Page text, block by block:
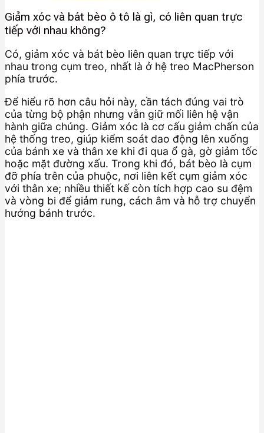
Giảm xóc và bát bèo ô tô là gì, có liên quan trực
tiếp với nhau không?
Có, giảm xóc và bát bèo liên quan trực tiếp với
nhau trong cụm treo, nhất là ở hệ treo MacPherson
phía trước.
Để hiểu rõ hơn câu hỏi này, cần tách đúng vai trò
của từng bộ phận nhưng vẫn giữ mối liên hệ vận
hành giữa chúng. Giảm xóc là cơ cấu giảm chấn của
hệ thống treo, giúp kiểm soát dao động lên xuống
của bánh xe và thân xe khi đi qua ổ gà, gờ giảm tốc
hoặc mặt đường xấu. Trong khi đó, bát bèo là cụm
đỡ phía trên của phuộc, nơi liên kết cụm giảm xóc
với thân xe; nhiều thiết kế còn tích hợp cao su đệm
và vòng bi để giảm rung, cách âm và hỗ trợ chuyển
hướng bánh trước.